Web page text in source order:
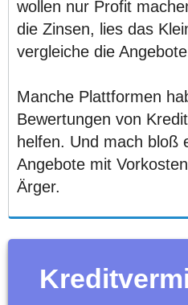
wollen nur Profit
die Zinsen, lies das
vergleiche die
Manche Plattformen
Bewertungen von
helfen. Und mach bloß
Angebote mit
Ärger.